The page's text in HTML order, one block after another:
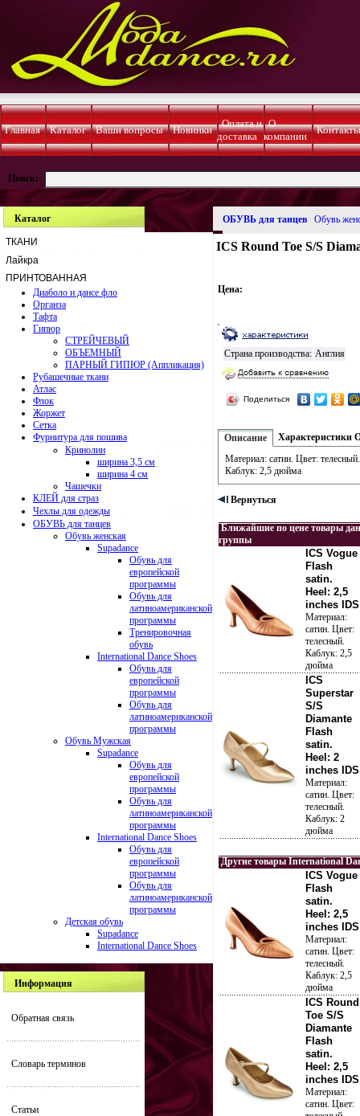
Главная Каталог Ваши вопросы Новинки
Оплата и
доставка
О
компании
Контакты
Поиск:
Каталог
ТКАНИ
Лайкра
ПРИНТОВАННАЯ
Диаболо и дансе фло
Органза
Тафта
Гипюр
СТРЕЙЧЕВЫЙ
ОБЪЕМНЫЙ
ПАРНЫЙ ГИПЮР (Аппликация)
Рубашечные ткани
Атлас
Флок
Жоржет
Сетка
Фурнитура для пошива
Кринолин
ширина 3,5 см
ширина 4 см
Чашечки
КЛЕЙ для страз
Чехлы для одежды
ОБУВЬ для танцев
Обувь женская
Supadance
Обувь для
европейской
программы
Обувь для
латиноамериканской
программы
Тренировочная
обувь
International Dance Shoes
Обувь для
европейской
программы
Обувь для
латиноамериканской
программы
Обувь Мужская
Supadance
Обувь для
европейской
программы
Обувь для
латиноамериканской
программы
International Dance Shoes
Обувь для
европейской
программы
Обувь для
латиноамериканской
программы
Детская обувь
Supadance
International Dance Shoes
Информация
Обратная связь
Словарь терминов
Статьи
ОБУВЬ для танцев Обувь
ICS Round Toe S/S
Цена:
Страна производства: Англия
Поделиться
Описание Характеристики
Материал: сатин. Цвет: телесный.
Каблук: 2,5 дюйма
Вернуться
Ближайшие по цене товары
группы
ICS Vogue
Flash
satin.
Heel: 2,5
inches IDS
Материал:
сатин. Цвет:
телесный.
Каблук: 2,5
дюйма
ICS
Superstar
S/S
Diamante
Flash
satin.
Heel: 2
inches IDS
Материал:
сатин. Цвет:
телесный.
Каблук: 2
дюйма
Другие товары International
ICS Vogue
Flash
satin.
Heel: 2,5
inches IDS
Материал:
сатин. Цвет:
телесный.
Каблук: 2,5
дюйма
ICS Round
Toe S/S
Diamante
Flash
satin.
Heel: 2,5
inches IDS
Материал:
сатин. Цвет: